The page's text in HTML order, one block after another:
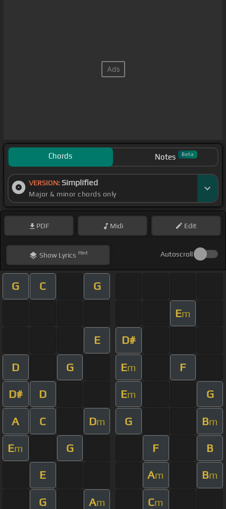
Chords Notes Beta
VERSION: Simplified
Major & minor chords only
PDF Midi Edit
ShowLyrics Hint Autoscroll
G C G
Em
E D#
D G Em F
D# D Em G
A C Dm G Bm
Em G F B
E Am Bm
G Am Cm